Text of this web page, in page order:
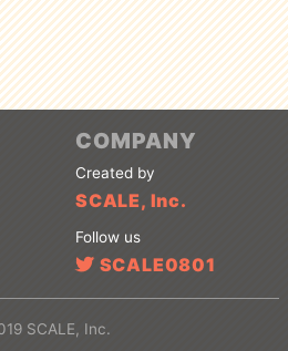
COMPANY
Created by
SCALE, Inc.
Follow us
SCALE0801
SCALE, Inc.